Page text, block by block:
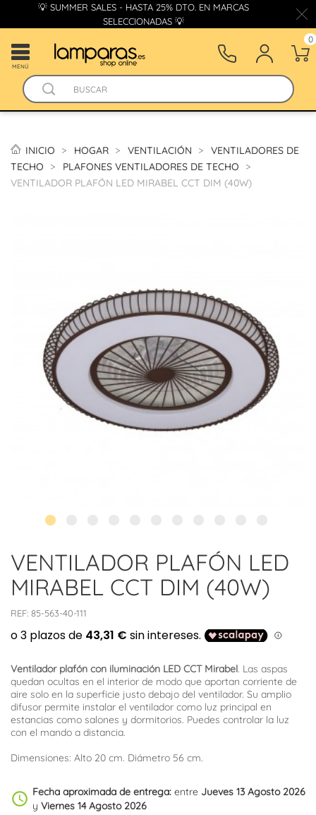
💡 SUMMER SALES - HASTA 25% DTO. EN MARCAS
SELECCIONADAS 💡
MENÚ
0
INICIO HOGAR VENTILACIÓN
VENTILADORES DE
TECHO
PLAFONES VENTILADORES DE TECHO
VENTILADOR PLAFÓN LED MIRABEL CCT DIM (40W)
VENTILADOR PLAFÓN LED
MIRABEL CCT DIM (40W)
REF: 85-563-40-111
Ventilador plafón con iluminación LED CCT Mirabel. Las aspas
quedan ocultas en el interior de modo que aportan corriente de
aire solo en la superficie justo debajo del ventilador. Su amplio
difusor permite instalar el ventilador como luz principal en
estancias como salones y dormitorios. Puedes controlar la luz
con el mando a distancia.
Dimensiones: Alto 20 cm. Diámetro 56 cm.
schedule Fecha aproximada de entrega: entre Jueves 13 Agosto 2026
y Viernes 14 Agosto 2026